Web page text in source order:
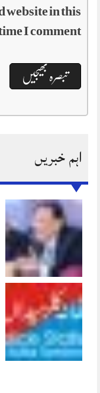
website in this
I comment.
اہم خبریں